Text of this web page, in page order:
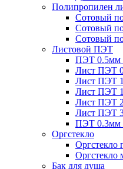
Полипропилен
Сотовый
Сотовый
Сотовый
Листовой ПЭТ
ПЭТ 0.5мм
Лист ПЭТ
Лист ПЭТ
Лист ПЭТ
Лист ПЭТ
Лист ПЭТ
ПЭТ 0.3мм
Оргстекло
Оргстекло
Оргстекло
Бак для душа